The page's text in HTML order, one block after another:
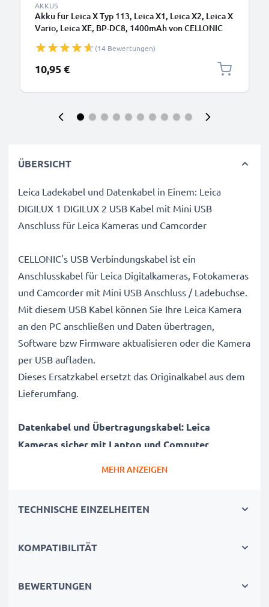
AKKUS
Akku für Leica X Typ 113, Leica X1, Leica X2, Leica X
Vario, Leica XE, BP-DC8, 1400mAh von CELLONIC
(14 Bewertungen)
10,95 €
ÜBERSICHT
Leica Ladekabel und Datenkabel in Einem: Leica
DIGILUX 1 DIGILUX 2 USB Kabel mit Mini USB
Anschluss für Leica Kameras und Camcorder
CELLONIC's USB Verbindungskabel ist ein
Anschlusskabel für Leica Digitalkameras, Fotokameras
und Camcorder mit Mini USB Anschluss / Ladebuchse.
Mit diesem USB Kabel können Sie Ihre Leica Kamera
an den PC anschließen und Daten übertragen,
Software bzw Firmware aktualisieren oder die Kamera
per USB aufladen.
Dieses Ersatzkabel ersetzt das Originalkabel aus dem
Lieferumfang.
Datenkabel und Übertragungskabel: Leica
Kameras sicher mit Laptop und Computer
✔ Schnelle Datenübertragung - Aufnahmen,
✔ Aktuelle Version 2.0 für hohe Datenraten -
MEHR ANZEIGEN
TECHNISCHE EINZELHEITEN
KOMPATIBILITÄT
BEWERTUNGEN